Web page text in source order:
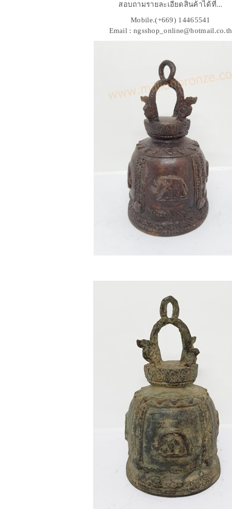
สอบถามรายละเอียดสินค้าได้ที่...
Mobile.(+669) 14465541
Email : ngsshop_online@hotmail.co.th